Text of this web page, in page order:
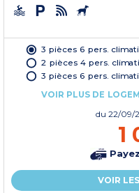
3 pièces 6 pers.
2 pièces 4 pers.
3 pièces 6 pers.
VOIR PLUS DE
du 22/09/
1
VOIR